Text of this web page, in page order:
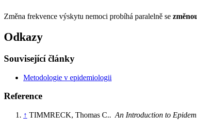
Změna frekvence výskytu nemoci probíhá paralelně se
Odkazy
Související články
Metodologie v epidemiologii
Reference
↑ TIMMRECK, Thomas C.. An Introduction to